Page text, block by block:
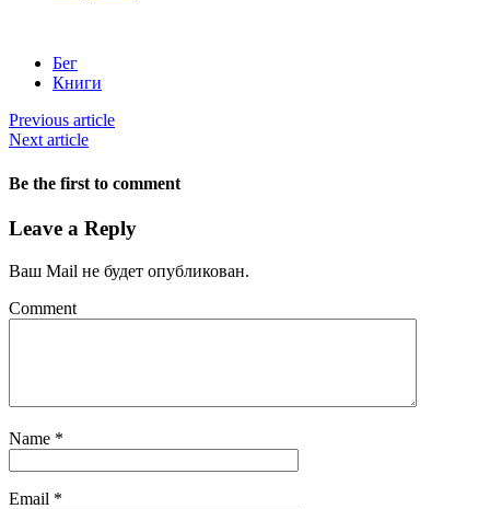
Бег
Книги
Previous article
Next article
Be the first to comment
Leave a Reply
Ваш Mail не будет опубликован.
Comment
Name *
Email *